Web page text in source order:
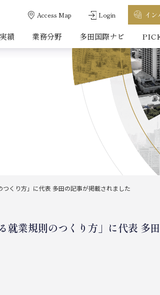
Access Map Login イン
績 業務分野 多田国際ナビ
くり方」に代表 多田の記事が掲載されました
業規則のつくり方」に代表 多